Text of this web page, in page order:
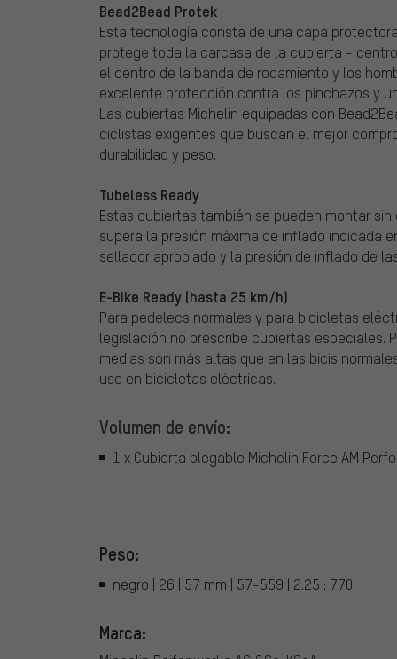
Bead2Bead Protek
Esta tecnología consta de una capa
protege toda la carcasa de la cubierta -
el centro de la banda de rodamiento y los
excelente protección contra los pinchazos y
Las cubiertas Michelin equipadas con
ciclistas exigentes que buscan el mejor
durabilidad y peso.
Tubeless Ready
Estas cubiertas también se pueden montar
supera la presión máxima de inflado indicada
sellador apropiado y la presión de inflado de
E-Bike Ready (hasta 25 km/h)
Para pedelecs normales y para bicicletas
legislación no prescribe cubiertas especiales.
medias son más altas que en las bicis
uso en bicicletas eléctricas.
Volumen de envío:
1 x Cubierta plegable Michelin Force AM
Peso:
negro | 26 | 57 mm | 57-559 | 2.25 : 770
Marca: